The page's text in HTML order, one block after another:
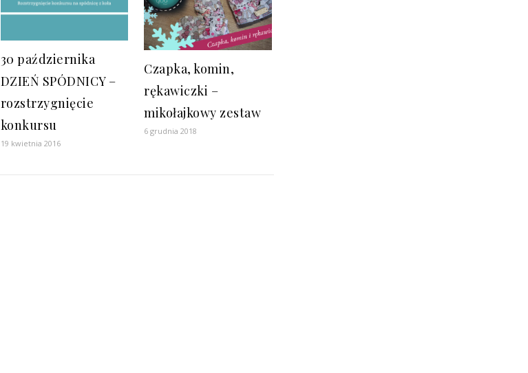
30 października
DZIEŃ SPÓDNICY –
rozstrzygnięcie
konkursu
19 kwietnia 2016
Czapka, komin,
rękawiczki –
mikołajkowy zestaw
6 grudnia 2018